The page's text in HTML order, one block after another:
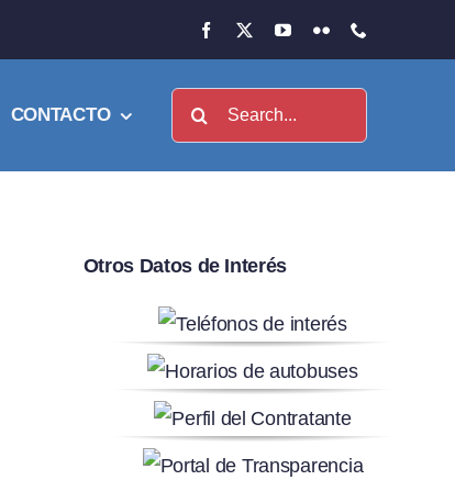
CONTACTO Buscar:
Otros Datos de Interés